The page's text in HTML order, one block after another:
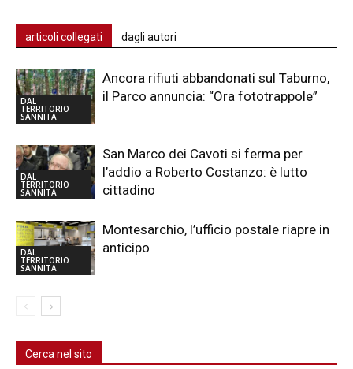
articoli collegati dagli autori
DAL
TERRITORIO
SANNITA
Ancora rifiuti abbandonati sul Taburno,
il Parco annuncia: “Ora fototrappole”
DAL
TERRITORIO
SANNITA
San Marco dei Cavoti si ferma per
l’addio a Roberto Costanzo: è lutto
cittadino
DAL
TERRITORIO
SANNITA
Montesarchio, l’ufficio postale riapre in
anticipo
Cerca nel sito